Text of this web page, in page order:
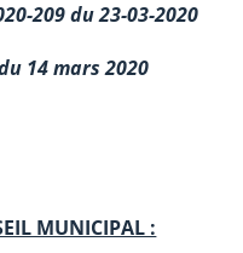
209 du 23-03-2020
14 mars 2020
MUNICIPAL :